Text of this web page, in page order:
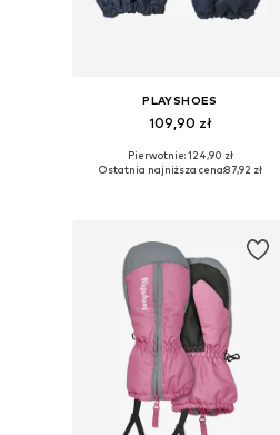
PLAYSHOES
109,90 zł
Pierwotnie: 124,90 zł
Ostatnia najniższa cena:87,92 zł